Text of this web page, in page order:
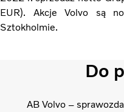
EUR). Akcje Volvo są
Sztokholmie.
Do
AB Volvo –